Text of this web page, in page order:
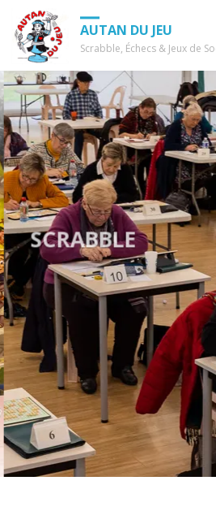
AUTAN DU JEU
Scrabble, Échecs & Jeux de
SCRABBLE